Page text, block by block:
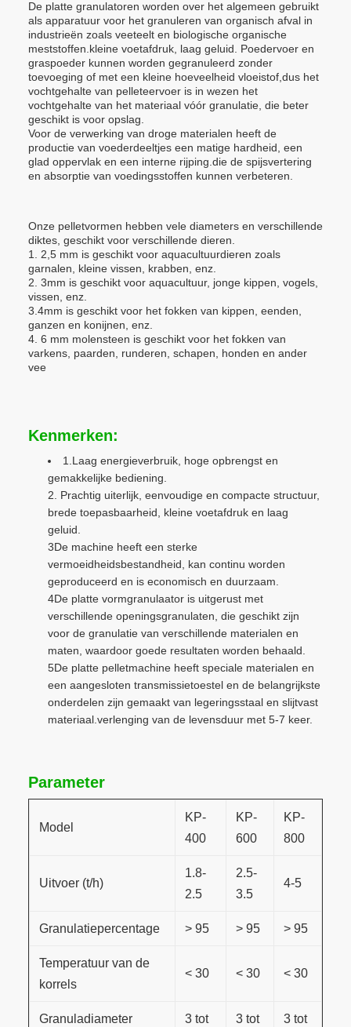
De platte granulatoren worden over het algemeen gebruikt
als apparatuur voor het granuleren van organisch afval in
industrieën zoals veeteelt en biologische organische
meststoffen.kleine voetafdruk, laag geluid. Poedervoer en
graspoeder kunnen worden gegranuleerd zonder
toevoeging of met een kleine hoeveelheid vloeistof,dus het
vochtgehalte van pelleteervoer is in wezen het
vochtgehalte van het materiaal vóór granulatie, die beter
geschikt is voor opslag.
Voor de verwerking van droge materialen heeft de
productie van voederdeeltjes een matige hardheid, een
glad oppervlak en een interne rijping.die de spijsvertering
en absorptie van voedingsstoffen kunnen verbeteren.
Onze pelletvormen hebben vele diameters en verschillende
diktes, geschikt voor verschillende dieren.
1. 2,5 mm is geschikt voor aquacultuurdieren zoals
garnalen, kleine vissen, krabben, enz.
2. 3mm is geschikt voor aquacultuur, jonge kippen, vogels,
vissen, enz.
3.4mm is geschikt voor het fokken van kippen, eenden,
ganzen en konijnen, enz.
4. 6 mm molensteen is geschikt voor het fokken van
varkens, paarden, runderen, schapen, honden en ander
vee
Kenmerken:
1.Laag energieverbruik, hoge opbrengst en
gemakkelijke bediening.
2. Prachtig uiterlijk, eenvoudige en compacte structuur,
brede toepasbaarheid, kleine voetafdruk en laag
geluid.
3De machine heeft een sterke
vermoeidheidsbestandheid, kan continu worden
geproduceerd en is economisch en duurzaam.
4De platte vormgranulaator is uitgerust met
verschillende openingsgranulaten, die geschikt zijn
voor de granulatie van verschillende materialen en
maten, waardoor goede resultaten worden behaald.
5De platte pelletmachine heeft speciale materialen en
een aangesloten transmissietoestel en de belangrijkste
onderdelen zijn gemaakt van legeringsstaal en slijtvast
materiaal.verlenging van de levensduur met 5-7 keer.
Parameter
Model
KP-
400
KP-
600
KP-
800
Uitvoer (t/h)
1.8-
2.5
2.5-
3.5
4-5
Granulatiepercentage > 95 > 95 > 95
Temperatuur van de
korrels
< 30 < 30 < 30
Granuladiameter
3 tot
3 tot
3 tot